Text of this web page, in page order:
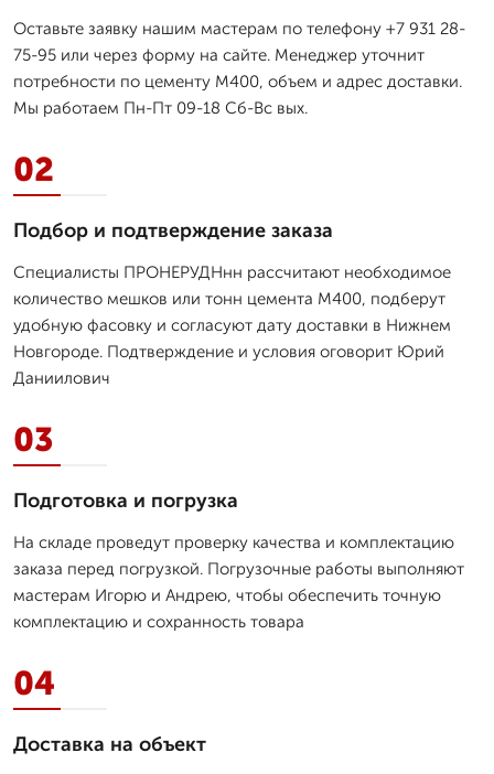
Оставьте заявку нашим мастерам по телефону +7 931 28-
75-95 или через форму на сайте. Менеджер уточнит
потребности по цементу М400, объем и адрес доставки.
Мы работаем Пн-Пт 09-18 Сб-Вс вых.
02
Подбор и подтверждение заказа
Специалисты ПРОНЕРУДНнн рассчитают необходимое
количество мешков или тонн цемента М400, подберут
удобную фасовку и согласуют дату доставки в Нижнем
Новгороде. Подтверждение и условия оговорит Юрий
Даниилович
03
Подготовка и погрузка
На складе проведут проверку качества и комплектацию
заказа перед погрузкой. Погрузочные работы выполняют
мастерам Игорю и Андрею, чтобы обеспечить точную
комплектацию и сохранность товара
04
Доставка на объект